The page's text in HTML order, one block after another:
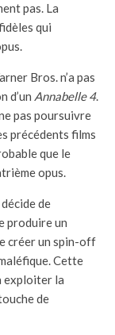
pas. La
qui
Bros. n’a pas
d’un Annabelle 4.
pas poursuivre
précédents films
que le
opus.
de
produire un
créer un spin-off
Cette
exploiter la
de